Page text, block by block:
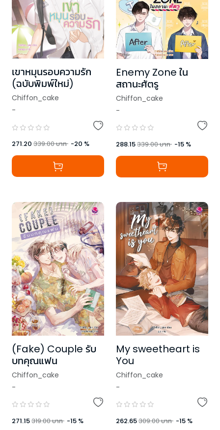
เขาหมุนรอบความรัก
(ฉบับพิมพ์ใหม่)
Chiffon_cake
-
271.20 339.00บาท -20 %
Enemy Zone ใน
สถานะศัตรู
Chiffon_cake
-
288.15339.00บาท -15 %
(Fake) Couple รับ
บทคุณแฟน
Chiffon_cake
-
271.15319.00บาท -15 %
My sweetheart is
You
Chiffon_cake
-
262.65309.00บาท -15 %